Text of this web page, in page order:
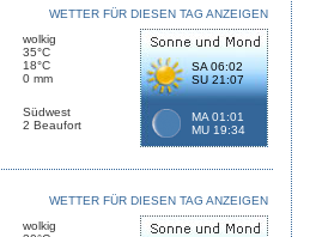
WETTER FÜR DIESEN TAG ANZEIGEN
wolkig
35°C
18°C
0 mm
SA 06:02
SU 21:07
MA 01:01
MU 19:34
Südwest
2 Beaufort
WETTER FÜR DIESEN TAG ANZEIGEN
wolkig